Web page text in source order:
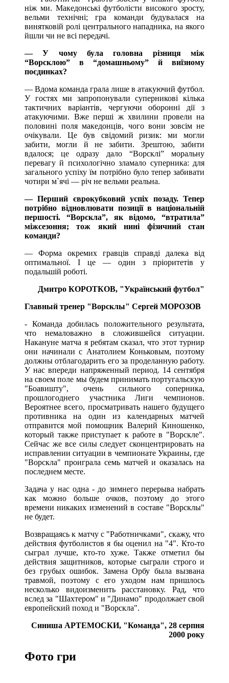
ніж ми. Македонські футболісти високого зросту,
вельми технічні; гра команди будувалася на
винятковій ролі центрального нападника, на якого
йшли чи не всі передачі.
— У чому була головна різниця між
“Ворсклою” в “домашньому” й виїзному
поєдинках?
— Вдома команда грала лише в атакуючий футбол.
У гостях ми запропонували суперникові кілька
тактичних варіантів, чергуючи оборонні дії з
атакуючими. Вже перші ж хвилини провели на
половині поля македонців, чого вони зовсім не
очікували. Це був свідомий ризик: ми могли
забити, могли й не забити. Зрештою, забити
вдалося; це одразу дало “Ворсклі” моральну
перевагу й психологічно зламало суперника: для
загального успіху їм потрібно було тепер забивати
чотири м`ячі — річ не вельми реальна.
— Перший єврокубковий успіх позаду. Тепер
потрібно відновлювати позиції в національній
першості. “Ворскла”, як відомо, “втратила”
міжсезоння; тож який нині фізичний стан
команди?
— Форма окремих гравців справді далека від
оптимальної. І це — один з пріоритетів у
подальшій роботі.
Дмитро КОРОТКОВ, "Український футбол"
Главный тренер "Ворсклы" Сергей МОРОЗОВ
- Команда добилась положительного результата,
что немаловажно в сложившейся ситуации.
Накануне матча я ребятам сказал, что этот турнир
они начинали с Анатолием Коньковым, поэтому
должны отблагодарить его за проделанную работу.
У нас впереди напряженный период. 14 сентября
на своем поле мы будем принимать португальскую
"Боавишту", очень сильного соперника,
прошлогоднего участника Лиги чемпионов.
Вероятнее всего, просматривать нашего будущего
противника на один из календарных матчей
отправится мой помощник Валерий Киношенко,
который также приступает к работе в "Ворскле".
Сейчас же все силы следует сконцентрировать на
исправлении ситуации в чемпионате Украины, где
"Ворскла" проиграла семь матчей и оказалась на
последнем месте.
Задача у нас одна - до зимнего перерыва набрать
как можно больше очков, поэтому до этого
времени никаких изменений в составе "Ворсклы"
не будет.
Возвращаясь к матчу с "Работничками", скажу, что
действия футболистов я бы оценил на "4". Кто-то
сыграл лучше, кто-то хуже. Также отметил бы
действия защитников, которые сыграли строго и
без грубых ошибок. Замена Орбу была вызвана
травмой, поэтому с его уходом нам пришлось
несколько видоизменить расстановку. Рад, что
вслед за "Шахтером" и "Динамо" продолжает свой
европейский поход и "Ворскла".
Синиша АРТЕМОСКИ, "Команда", 28 серпня
2000 року
Фото гри